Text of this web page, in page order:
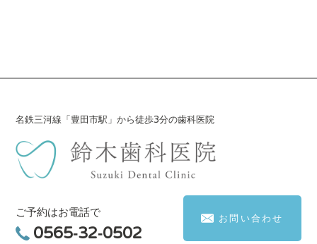
名鉄三河線「豊田市駅」から徒歩3分の歯科医院
ご予約はお電話で
0565-32-0502
お問い合わせ